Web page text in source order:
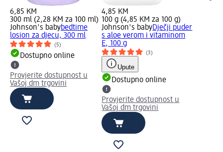
6,85 KM
300 ml (2,28 KM za 100 ml)
Johnson's babybedtime
losion za djecu, 300 ml
(5)
Dostupno online
Provjerite dostupnost u
Vašoj dm trgovini
4,85 KM
100 g (4,85 KM za 100 g)
Johnson's babyDječji puder
s aloe verom i vitaminom
E, 100 g
(3)
Upute
Dostupno online
Provjerite dostupnost u
Vašoj dm trgovini